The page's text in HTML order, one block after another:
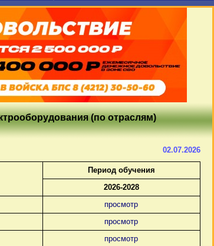
(по отраслям)
02.07.2026
Период обучения
2026-2028
просмотр
просмотр
просмотр